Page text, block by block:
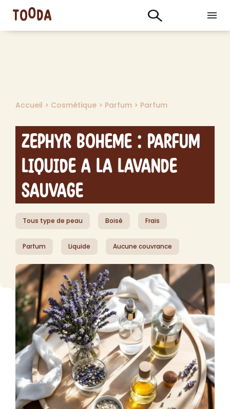
Accueil > Cosmétique > Parfum > Parfum
Zephyr Boheme : Parfum
Liquide a la Lavande
Sauvage
Tous type de peau Boisé Frais
Parfum Liquide Aucune couvrance